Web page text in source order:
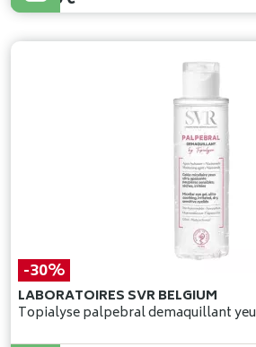
-30%
LABORATOIRES SVR BELGIUM